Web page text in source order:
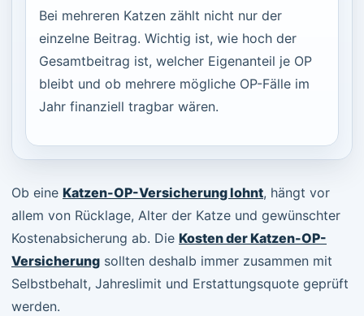
Bei mehreren Katzen zählt nicht nur der
einzelne Beitrag. Wichtig ist, wie hoch der
Gesamtbeitrag ist, welcher Eigenanteil je OP
bleibt und ob mehrere mögliche OP-Fälle im
Jahr finanziell tragbar wären.
Ob eine Katzen-OP-Versicherung lohnt, hängt vor
allem von Rücklage, Alter der Katze und gewünschter
Kostenabsicherung ab. Die Kosten der Katzen-OP-
Versicherung sollten deshalb immer zusammen mit
Selbstbehalt, Jahreslimit und Erstattungsquote geprüft
werden.